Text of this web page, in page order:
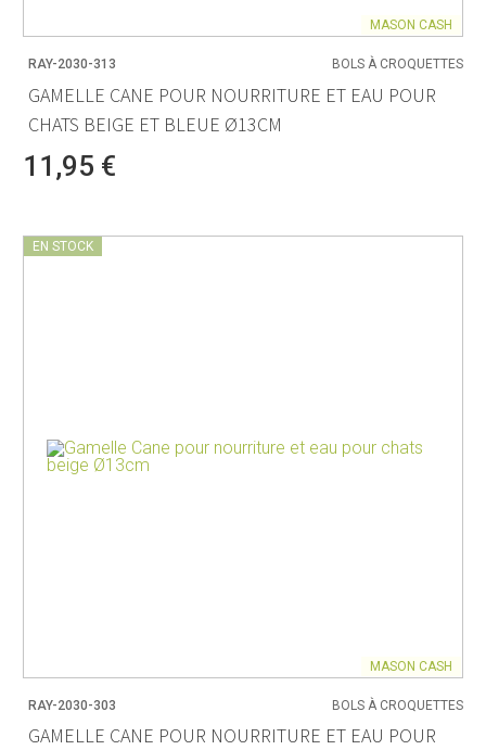
MASON CASH
RAY-2030-313 BOLS À CROQUETTES
GAMELLE CANE POUR NOURRITURE ET EAU POUR
CHATS BEIGE ET BLEUE Ø13CM
11,95 €
EN STOCK
MASON CASH
RAY-2030-303 BOLS À CROQUETTES
GAMELLE CANE POUR NOURRITURE ET EAU POUR